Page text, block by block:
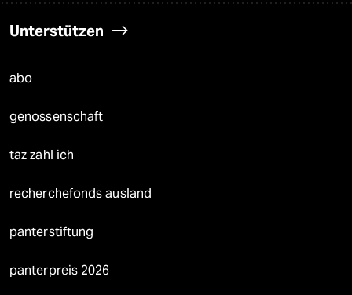
Unterstützen
abo
genossenschaft
taz zahl ich
recherchefonds ausland
panterstiftung
panterpreis 2026